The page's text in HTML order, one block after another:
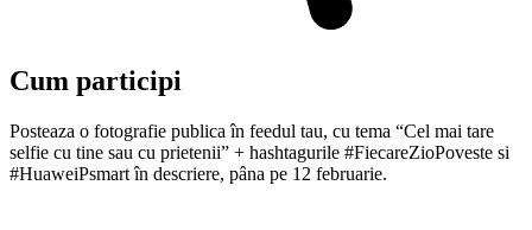
Cum participi
Posteaza o fotografie publica în feedul tau, cu tema “Cel mai tare
selfie cu tine sau cu prietenii” + hashtagurile #FiecareZioPoveste si
#HuaweiPsmart în descriere, pâna pe 12 februarie.